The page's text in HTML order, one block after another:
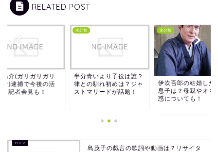
RELATED POST
祐介(ガリガリガリ
ン)逮捕で今後の活
？記者会見も！
未分類
半分青いより子役は誰？
律との馴れ初めは？ジャ
ストマリードが話題！
未分類
伊吹吾郎の結婚した
息子は？母親やオネ
惑についても！
島茂子の戯言の歌詞や動画は？リサイタ